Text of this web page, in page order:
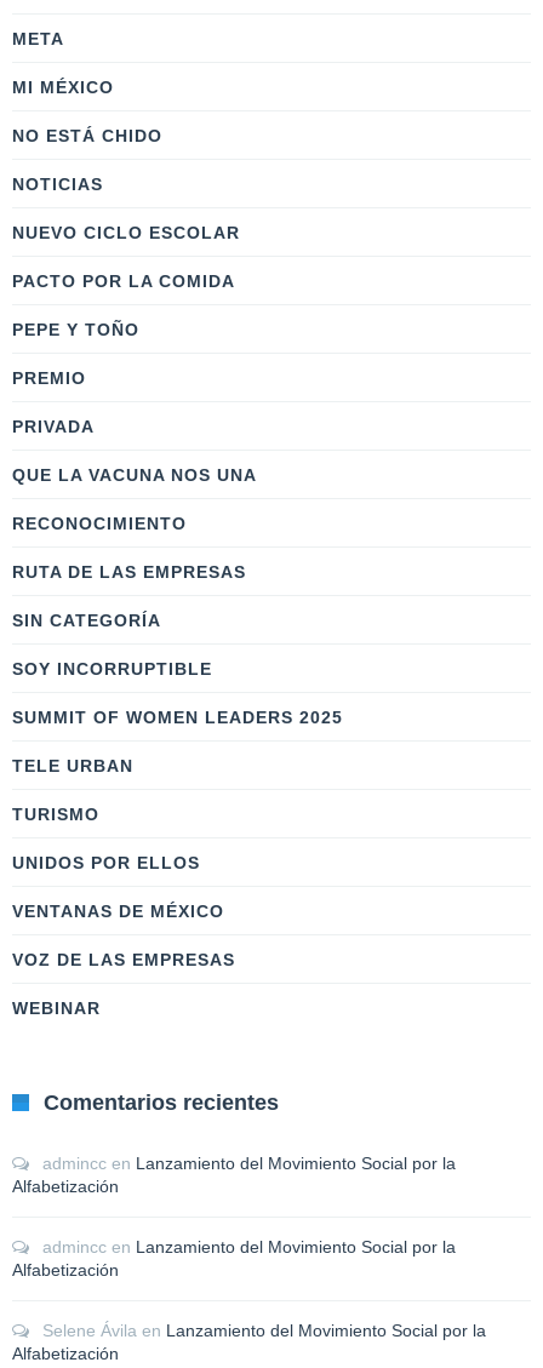
META
MI MÉXICO
NO ESTÁ CHIDO
NOTICIAS
NUEVO CICLO ESCOLAR
PACTO POR LA COMIDA
PEPE Y TOÑO
PREMIO
PRIVADA
QUE LA VACUNA NOS UNA
RECONOCIMIENTO
RUTA DE LAS EMPRESAS
SIN CATEGORÍA
SOY INCORRUPTIBLE
SUMMIT OF WOMEN LEADERS 2025
TELE URBAN
TURISMO
UNIDOS POR ELLOS
VENTANAS DE MÉXICO
VOZ DE LAS EMPRESAS
WEBINAR
Comentarios recientes
admincc en Lanzamiento del Movimiento Social por la
Alfabetización
admincc en Lanzamiento del Movimiento Social por la
Alfabetización
Selene Ávila en Lanzamiento del Movimiento Social por la
Alfabetización